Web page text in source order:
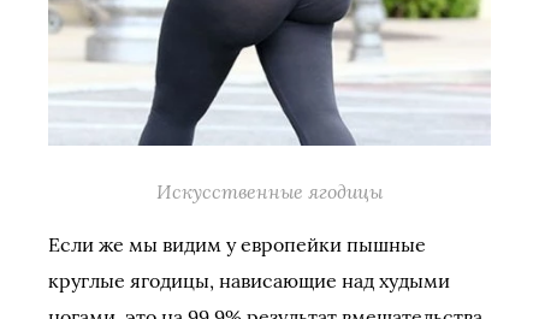
Искусственные ягодицы
Если же мы видим у европейки пышные
круглые ягодицы, нависающие над худыми